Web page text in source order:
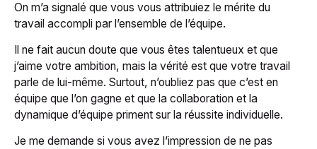
On m’a signalé que vous vous attribuiez le mérite du
travail accompli par l’ensemble de l’équipe.
Il ne fait aucun doute que vous êtes talentueux et que
j’aime votre ambition, mais la vérité est que votre travail
parle de lui-même. Surtout, n’oubliez pas que c’est en
équipe que l’on gagne et que la collaboration et la
dynamique d’équipe priment sur la réussite individuelle.
Je me demande si vous avez l’impression de ne pas